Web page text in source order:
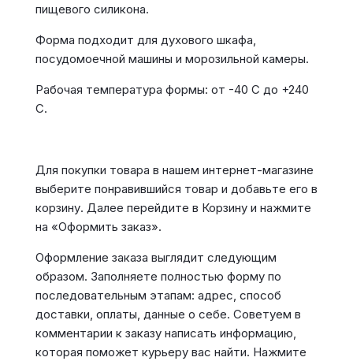
пищевого силикона.
Форма подходит для духового шкафа,
посудомоечной машины и морозильной камеры.
Рабочая температура формы: от -40 С до +240
С.
Для покупки товара в нашем интернет-магазине
выберите понравившийся товар и добавьте его в
корзину. Далее перейдите в Корзину и нажмите
на «Оформить заказ».
Оформление заказа выглядит следующим
образом. Заполняете полностью форму по
последовательным этапам: адрес, способ
доставки, оплаты, данные о себе. Советуем в
комментарии к заказу написать информацию,
которая поможет курьеру вас найти. Нажмите